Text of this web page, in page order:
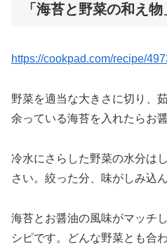
「海苔と野菜の和え物
https://cookpad.com/recipe/
野菜を適当な大きさに切り、
余っている海苔を入れたらお
冷水にさらした野菜の水分は
さい。絞った分、味がしみ込
海苔とお醤油の風味がマッチ
シピです。どんな野菜とも合